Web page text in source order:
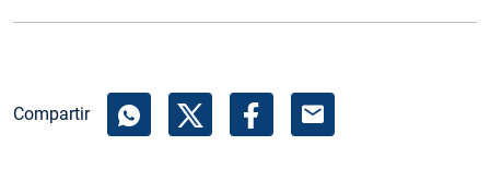
Compartir mail